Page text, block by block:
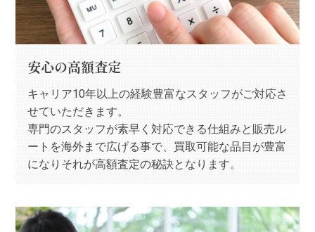
安心の高額査定
キャリア10年以上の経験豊富なスタッフがご対応さ
せていただきます。
専門のスタッフが素早く対応できる仕組みと販売ル
ートを海外まで広げる事で、買取可能な品目が豊富
になりそれが高額査定の秘訣となります。